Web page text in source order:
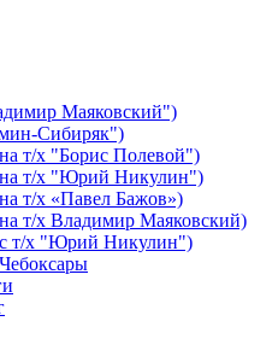
Маяковский")
Сибиряк")
т/х "Борис Полевой")
на т/х "Юрий Никулин")
т/х «Павел Бажов»)
т/х Владимир Маяковский)
с т/х "Юрий Никулин")